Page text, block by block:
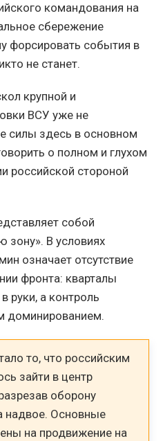
командования на
сбережение
форсировать события в
не станет.
крупной и
ВСУ уже не
силы здесь в основном
о полном и глухом
российской стороной
собой
зону». В условиях
означает отсутствие
фронта: кварталы
руки, а контроль
доминированием.
то, что российским
зайти в центр
оборону
надвое. Основные
на продвижение на